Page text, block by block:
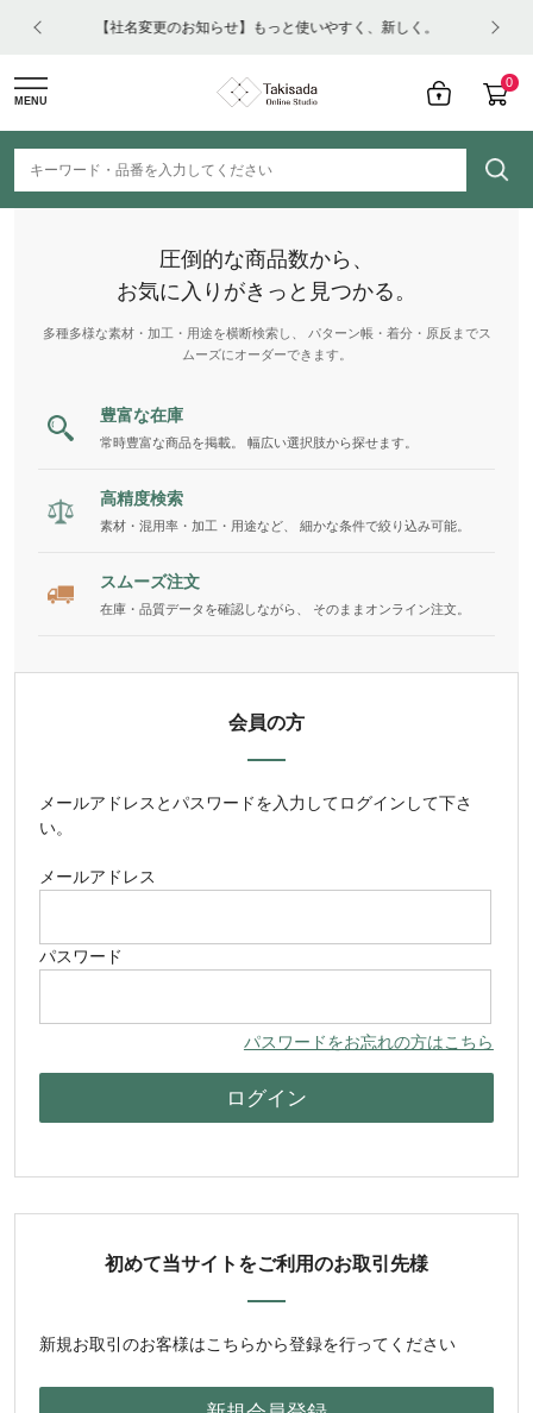
【社名変更のお知らせ】もっと使いやすく、新しく。
0
MENU
圧倒的な商品数から、
お気に入りがきっと見つかる。
多種多様な素材・加工・用途を横断検索し、 パターン帳・着分・原反までス
ムーズにオーダーできます。
豊富な在庫
常時豊富な商品を掲載。 幅広い選択肢から探せます。
高精度検索
素材・混用率・加工・用途など、 細かな条件で絞り込み可能。
スムーズ注文
在庫・品質データを確認しながら、 そのままオンライン注文。
会員の方
メールアドレス とパスワードを入力してログインして下さ
い。
メールアドレス
パスワード
パスワードをお忘れの方はこちら
初めて当サイトをご利用のお取引先様
新規お取引のお客様はこちらから登録を行ってください